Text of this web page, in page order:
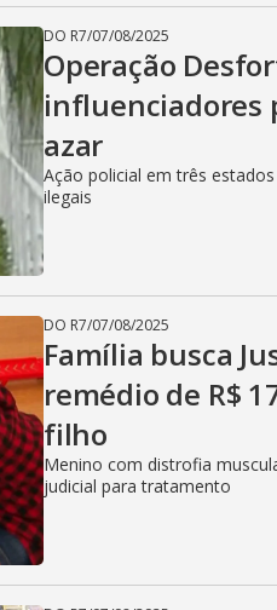
DO R7/07/08/2025
Operação
influenciadores
azar
Ação policial em três
ilegais
DO R7/07/08/2025
Família busca
remédio de R$
filho
Menino com distrofia
judicial para tratamento